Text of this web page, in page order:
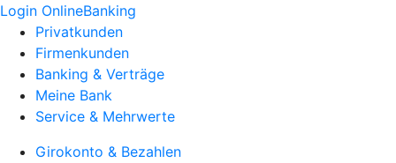
Login OnlineBanking
Privatkunden
Firmenkunden
Banking & Verträge
Meine Bank
Service & Mehrwerte
Girokonto & Bezahlen